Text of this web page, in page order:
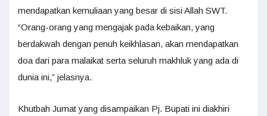
mendapatkan kemuliaan yang besar di sisi Allah SWT.
“Orang-orang yang mengajak pada kebaikan, yang
berdakwah dengan penuh keikhlasan, akan mendapatkan
doa dari para malaikat serta seluruh makhluk yang ada di
dunia ini,” jelasnya.
Khutbah Jumat yang disampaikan Pj. Bupati ini diakhiri